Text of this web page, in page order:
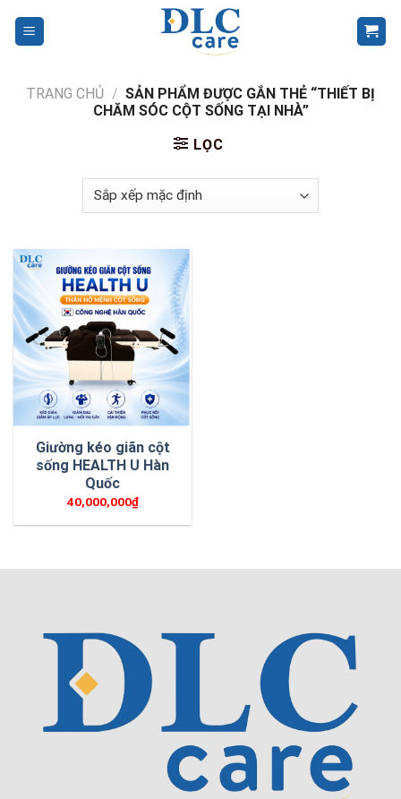
TRANG CHỦ / SẢN PHẨM ĐƯỢC GẮN THẺ “THIẾT BỊ
CHĂM SÓC CỘT SỐNG TẠI NHÀ”
LỌC
Giường kéo giãn cột
sống HEALTH U Hàn
Quốc
40,000,000₫